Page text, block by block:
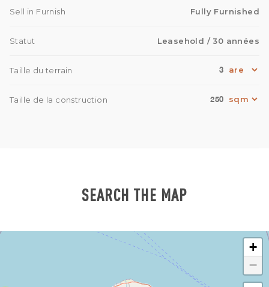
Sell in Furnish Fully Furnished
Statut Leasehold / 30 années
Taille du terrain 3
Taille de la construction 250
SEARCH THE MAP
+
−